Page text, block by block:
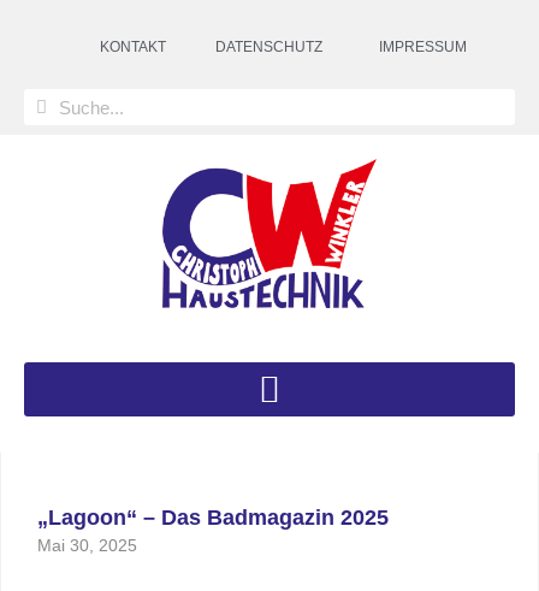
KONTAKT DATENSCHUTZ IMPRESSUM
„Lagoon“ – Das Badmagazin 2025
Mai 30, 2025